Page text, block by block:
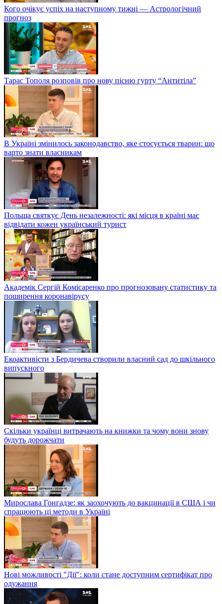
Кого очікує успіх на наступному тижні — Астрологічний
прогноз
Тарас Тополя розповів про нову пісню гурту “Антитіла”
В Україні змінилось законодавство, яке стосується тварин: що
варто знати власникам
Польща святкує День незалежності: які місця в країні має
відвідати кожен український турист
Академік Сергій Комісаренко про прогнозовану статистику та
поширення коронавірусу
Екоактивісти з Бердичева створили власний сад до шкільного
випускного
Скільки українці витрачають на книжки та чому вони знову
будуть дорожчати
Мирослава Гонгадзе: як заохочують до вакцинації в США і чи
спрацюють ці методи в Україні
Нові можливості "Дії": коли стане доступним сертифікат про
одужання